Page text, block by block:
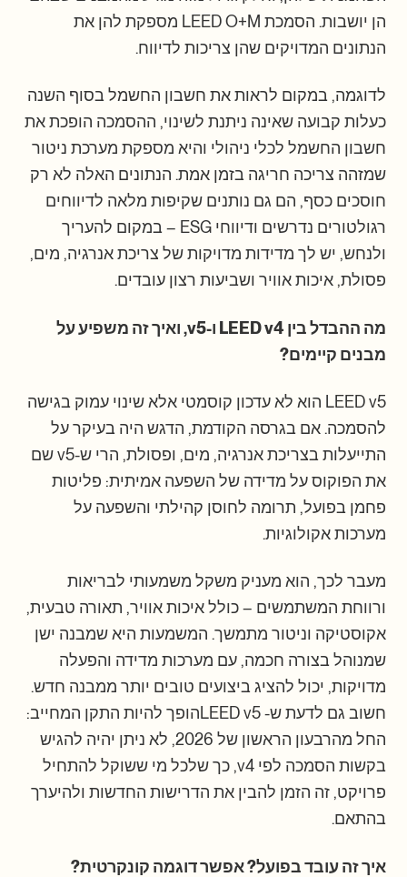
הן יושבות. הסמכת LEED O+M מספקת להן את
הנתונים המדויקים שהן צריכות לדיווח.
לדוגמה, במקום לראות את חשבון החשמל בסוף השנה
כעלות קבועה שאינה ניתנת לשינוי, ההסמכה הופכת את
חשבון החשמל לכלי ניהולי והיא מספקת מערכת ניטור
שמזהה צריכה חריגה בזמן אמת. הנתונים האלה לא רק
חוסכים כסף, הם גם נותנים שקיפות מלאה לדיווחים
רגולטורים נדרשים ודיווחי ESG – במקום להעריך
ולנחש, יש לך מדידות מדויקות של צריכת אנרגיה, מים,
פסולת, איכות אוויר ושביעות רצון עובדים.
מה ההבדל בין LEED v4 ו-v5, ואיך זה משפיע על
מבנים קיימים?
LEED v5 הוא לא עדכון קוסמטי אלא שינוי עמוק בגישה
להסמכה. אם בגרסה הקודמת, הדגש היה בעיקר על
התייעלות בצריכת אנרגיה, מים, ופסולת, הרי ש-v5 שם
את הפוקוס על מדידה של השפעה אמיתית: פליטות
פחמן בפועל, תרומה לחוסן קהילתי והשפעה על
מערכות אקולוגיות.
מעבר לכך, הוא מעניק משקל משמעותי לבריאות
ורווחת המשתמשים – כולל איכות אוויר, תאורה טבעית,
אקוסטיקה וניטור מתמשך. המשמעות היא שמבנה ישן
שמנוהל בצורה חכמה, עם מערכות מדידה והפעלה
מדויקות, יכול להציג ביצועים טובים יותר ממבנה חדש.
חשוב גם לדעת ש- LEED v5הופך להיות התקן המחייב:
החל מהרבעון הראשון של 2026, לא ניתן יהיה להגיש
בקשות הסמכה לפי v4, כך שלכל מי ששוקל להתחיל
פרויקט, זה הזמן להבין את הדרישות החדשות ולהיערך
בהתאם.
איך זה עובד בפועל? אפשר דוגמה קונקרטית?